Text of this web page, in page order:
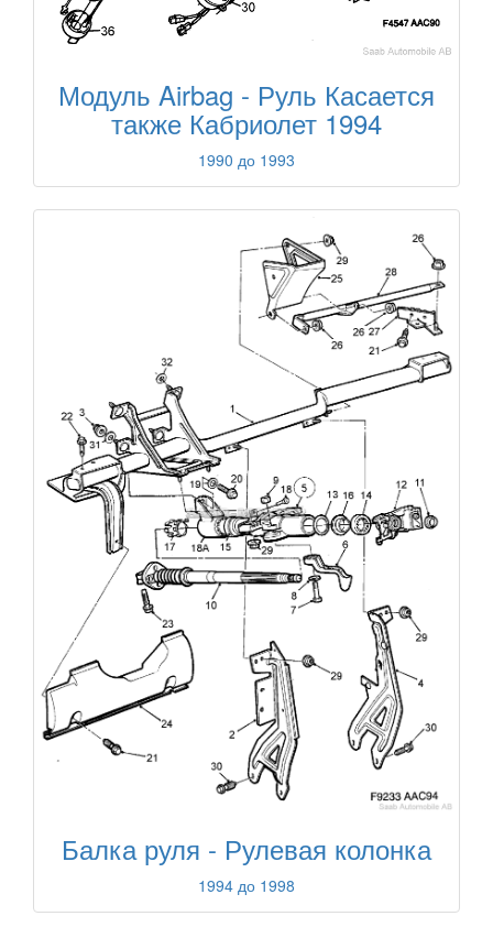
Модуль Airbag - Руль Касается
также Кабриолет 1994
1990 до 1993
Балка руля - Рулевая колонка
1994 до 1998